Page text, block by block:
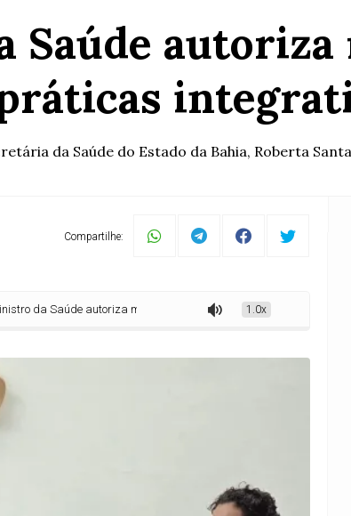
Saúde autoriza
da Saúde do Estado da Bahia, Roberta
Compartilhe:
autoriza medidas para fortalecimento de práticas integrativas
1.0x